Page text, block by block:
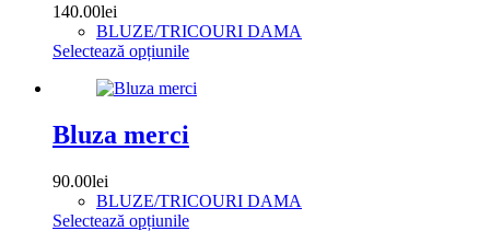
140.00lei
BLUZE/TRICOURI DAMA
Selectează opțiunileAcest
are
variații.
fi
Bluza merci
90.00lei
BLUZE/TRICOURI DAMA
Selectează opțiunileAcest